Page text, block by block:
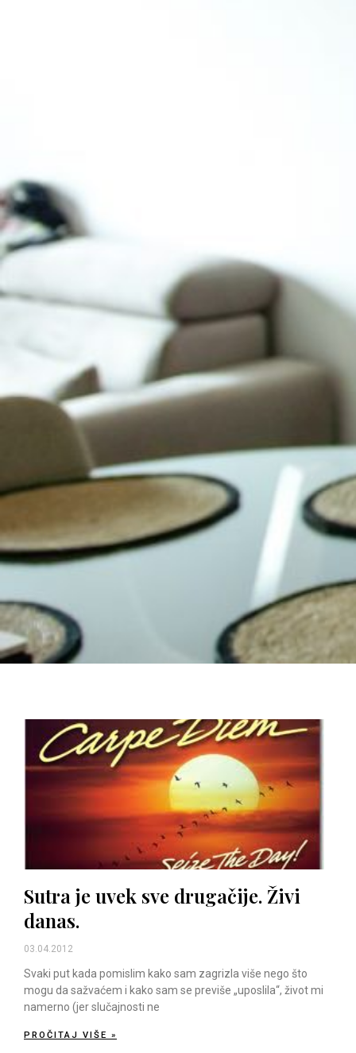
Sutra je uvek sve drugačije. Živi
danas.
03.04.2012
Svaki put kada pomislim kako sam zagrizla više nego što
mogu da sažvaćem i kako sam se previše „uposlila“, život mi
namerno (jer slučajnosti ne
PROČITAJ VIŠE »